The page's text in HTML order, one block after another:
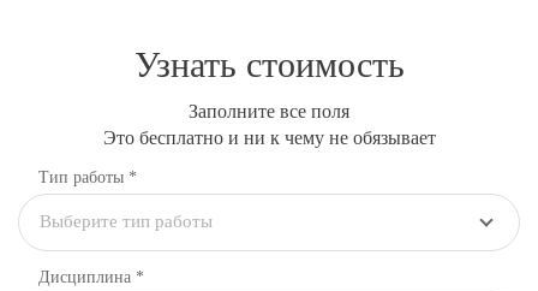
Узнать стоимость
Заполните все поля
Это бесплатно и ни к чему не обязывает
Тип работы *
Выберите тип работы
Дисциплина *